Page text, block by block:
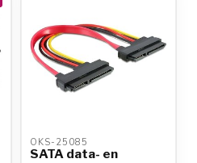
OKS-25085
SATA data- en